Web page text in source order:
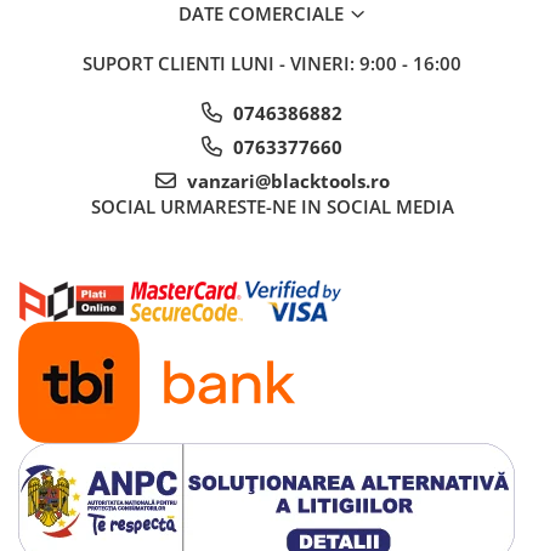
Skoda
Suzuki
Universale
Volkswagen
Volvo
Scule pentru tinichigerie
Scule Pneumatice
Accesorii Pneumatice
DATE COMERCIALE
SUPORT CLIENTI LUNI - VINERI: 9:00 - 16:00
0746386882
0763377660
vanzari@blacktools.ro
SOCIAL URMARESTE-NE IN SOCIAL MEDIA